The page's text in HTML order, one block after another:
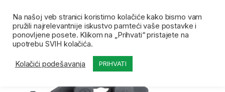
Početna Prodavnica Signalne sijalice tasteri
Na našoj veb stranici koristimo kolačiće kako bismo vam
pružili najrelevantnije iskustvo pamteći vaše postavke i
ponovljene posete. Klikom na „Prihvati“ pristajete na
upotrebu SVIH kolačića.
Kolačići podešavanja PRIHVATI